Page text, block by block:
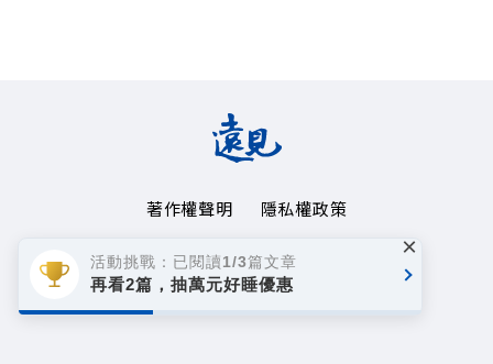
著作權聲明
隱私權政策
Copyright© 1999~2026
遠見天下文化事業群. All rights reserved.
活動挑戰：已閱讀1/3篇文章
再看2篇，抽萬元好睡優惠
×